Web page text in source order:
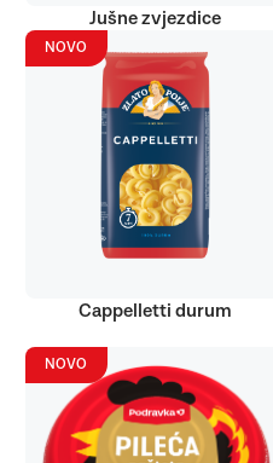
Jušne zvjezdice
NOVO
Cappelletti durum
NOVO